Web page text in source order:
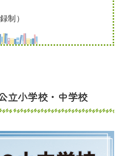
制）
立小学校・中学校